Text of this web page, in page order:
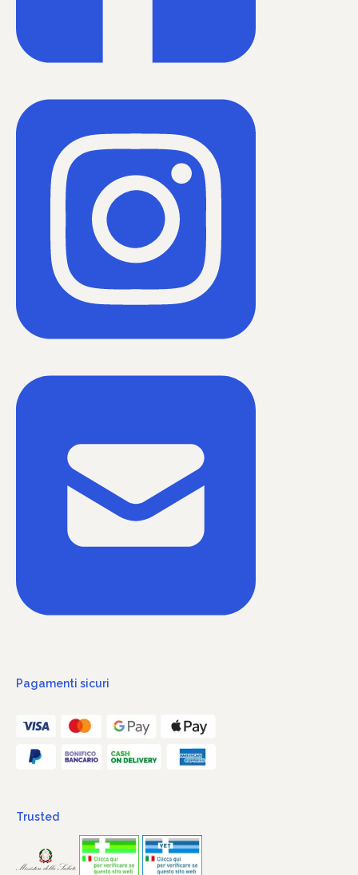
Pagamenti sicuri
Trusted